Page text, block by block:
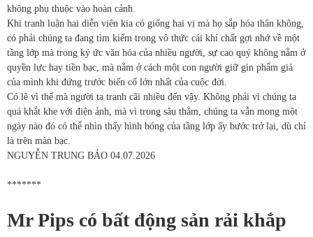
không phụ thuộc vào hoàn cảnh.
Khi tranh luận hai diễn viên kia có giống hai vị mà họ sắp hóa thân không,
có phải chúng ta đang tìm kiếm trong vô thức cái khí chất gợi nhớ về một
tầng lớp mà trong ký ức văn hóa của nhiều người, sự cao quý không nằm ở
quyền lực hay tiền bạc, mà nằm ở cách một con người giữ gìn phẩm giá
của mình khi đứng trước biến cố lớn nhất của cuộc đời.
Có lẽ vì thế mà người ta tranh cãi nhiều đến vậy. Không phải vì chúng ta
quá khắt khe với điện ảnh, mà vì trong sâu thẳm, chúng ta vẫn mong một
ngày nào đó có thể nhìn thấy hình bóng của tầng lớp ấy bước trở lại, dù chỉ
là trên màn bạc
NGUYỄN TRUNG BẢO 04.07.2026
*******
Mr Pips có bất động sản rải khắp